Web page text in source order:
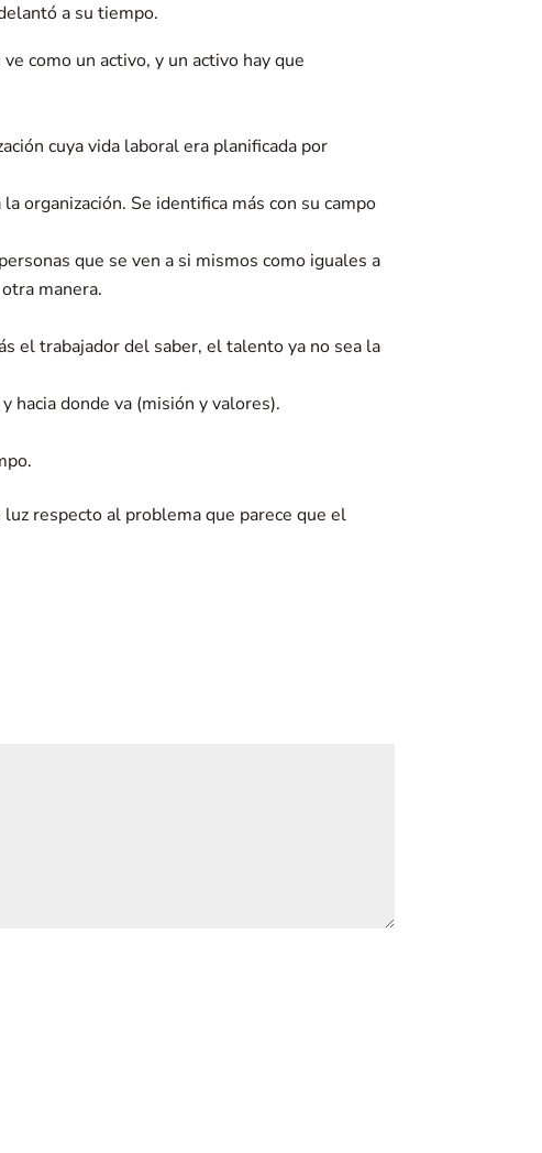
a su tiempo.
como un activo, y un activo hay que
cuya vida laboral era planificada por
organización. Se identifica más con su campo
que se ven a si mismos como iguales a
manera.
el trabajador del saber, el talento ya no sea la
hacia donde va (misión y valores).
respecto al problema que parece que el